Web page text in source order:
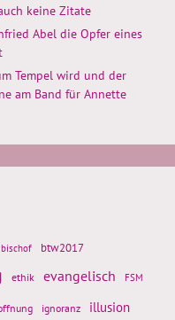
keine Zitate
Abel die Opfer eines
Tempel wird und der
am Band für Annette
bischof btw2017
ethik evangelisch FSM
ignoranz illusion